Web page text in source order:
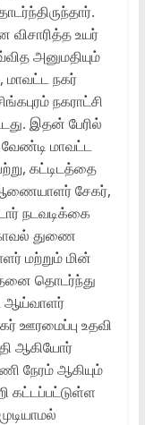
உயர்
அனுமதியும்
மாவட்ட நகர்
நகராட்சி
இதன் பேரில்
மாவட்ட
கட்டிடத்தை
ஆணையாளர் சேகர்,
நடவடிக்கை
துணை
மற்றும் மின்
தொடர்ந்து
ஆய்வாளர்
ஊரமைப்பு உதவி
ஆகியோர்
நேரம் ஆகியும்
கட்டப்பட்டுள்ள